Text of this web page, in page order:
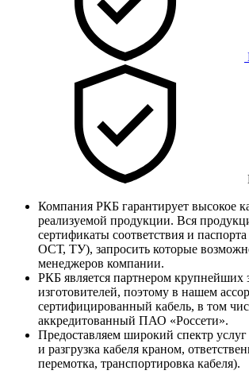
Компания РКБ гарантирует высокое
реализуемой продукции. Вся
сертификаты соответствия и
ОСТ, ТУ), запросить которые
менеджеров компании.
РКБ является партнером крупнейших
изготовителей, поэтому в нашем
сертифицированный кабель, в том
аккредитованный ПАО «Россети».
Предоставляем широкий спектр услуг
и разгрузка кабеля краном,
перемотка, транспортировка кабеля).